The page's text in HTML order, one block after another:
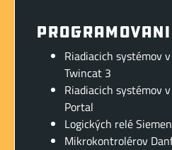
Riadiacich systémov
Twincat 3
Riadiacich systémov
Portal
Logických relé
Mikrokontrolérov